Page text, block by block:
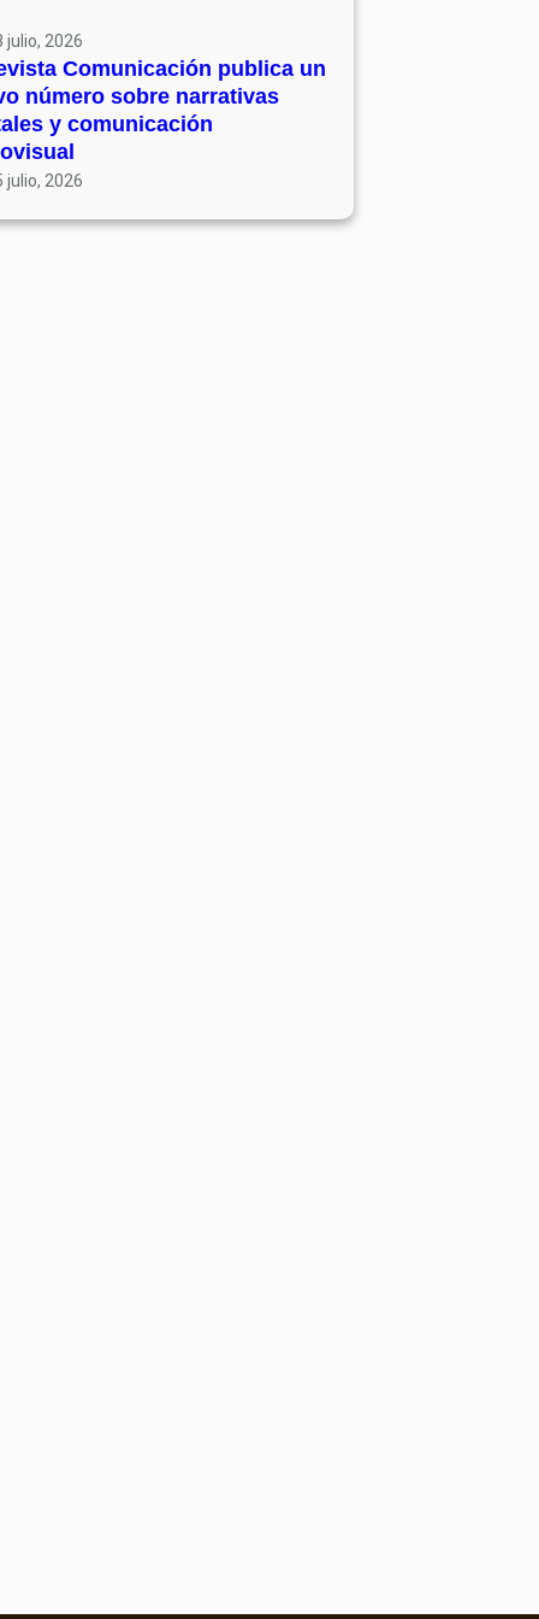
julio, 2026
Comunicación publica un
número sobre narrativas
y comunicación
julio, 2026